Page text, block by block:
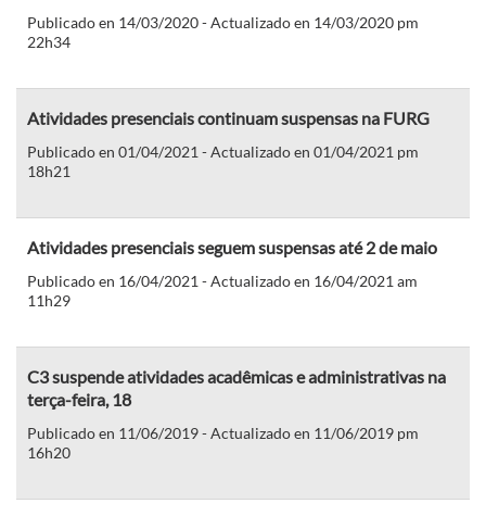
Publicado en 14/03/2020 - Actualizado en 14/03/2020 pm
22h34
Atividades presenciais continuam suspensas na FURG
Publicado en 01/04/2021 - Actualizado en 01/04/2021 pm
18h21
Atividades presenciais seguem suspensas até 2 de maio
Publicado en 16/04/2021 - Actualizado en 16/04/2021 am
11h29
C3 suspende atividades acadêmicas e administrativas na
terça-feira, 18
Publicado en 11/06/2019 - Actualizado en 11/06/2019 pm
16h20